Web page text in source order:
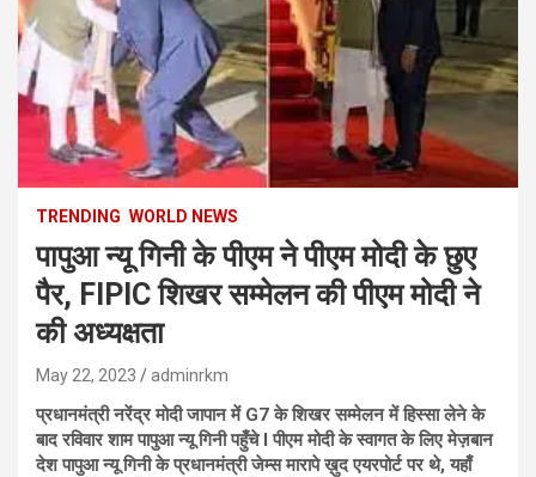
TRENDING WORLD NEWS
पापुआ न्यू गिनी के पीएम ने पीएम मोदी के छुए
पैर, FIPIC शिखर सम्मेलन की पीएम मोदी ने
की अध्यक्षता
May 22, 2023 adminrkm
प्रधानमंत्री नरेंद्र मोदी जापान में G7 के शिखर सम्मेलन में हिस्सा लेने के
बाद रविवार शाम पापुआ न्यू गिनी पहुँचे Iपीएम मोदी के स्वागत के लिए मेज़बान
देश पापुआ न्यू गिनी के प्रधानमंत्री जेम्स मारापे ख़ुद एयरपोर्ट पर थे, यहाँ